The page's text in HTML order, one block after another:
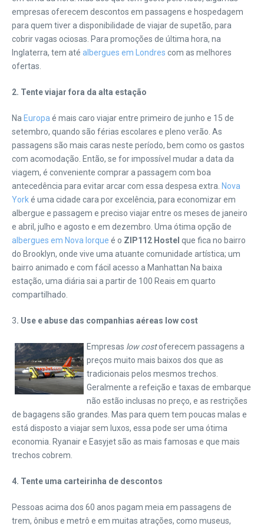
empresas oferecem descontos em passagens e hospedagem
para quem tiver a disponibilidade de viajar de supetão, para
cobrir vagas ociosas. Para promoções de última hora, na
Inglaterra, tem até albergues em Londres com as melhores
ofertas.
2. Tente viajar fora da alta estação
Na Europa é mais caro viajar entre primeiro de junho e 15 de
setembro, quando são férias escolares e pleno verão. As
passagens são mais caras neste período, bem como os gastos
com acomodação. Então, se for impossível mudar a data da
viagem, é conveniente comprar a passagem com boa
antecedência para evitar arcar com essa despesa extra. Nova
Yorké uma cidade cara por excelência, para economizar em
albergue e passagem e preciso viajar entre os meses de janeiro
e abril, julho e agosto e em dezembro. Uma ótima opção de
albergues em Nova Iorque é o ZIP112 Hostel que fica no bairro
do Brooklyn, onde vive uma atuante comunidade artística; um
bairro animado e com fácil acesso a Manhattan Na baixa
estação, uma diária sai a partir de 100 Reais em quarto
compartilhado.
3. Use e abuse das companhias aéreas low cost
Empresas low costoferecem passagens a
preços muito mais baixos dos que as
tradicionais pelos mesmos trechos.
Geralmente a refeição e taxas de embarque
não estão inclusas no preço, e as restrições
de bagagens são grandes. Mas para quem tem poucas malas e
está disposto a viajar sem luxos, essa pode ser uma ótima
economia. Ryanair e Easyjet são as mais famosas e que mais
trechos cobrem.
4. Tente uma carteirinha de descontos
Pessoas acima dos 60 anos pagam meia em passagens de
trem, ônibus e metrô e em muitas atrações, como museus,